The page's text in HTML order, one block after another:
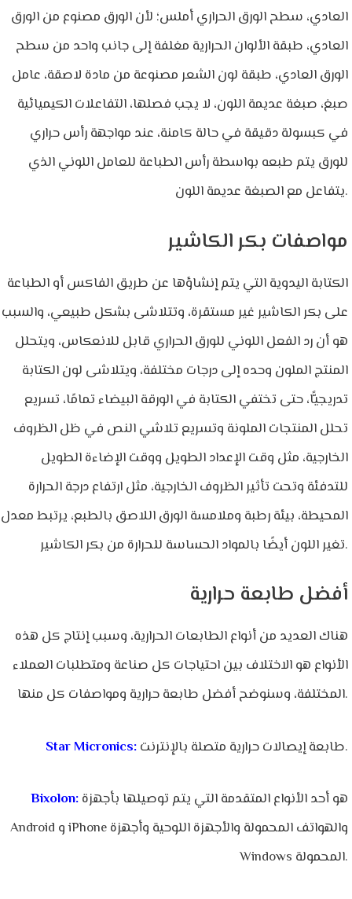
العادي، سطح الورق الحراري أملس؛ لأن الورق مصنوع من الورق
العادي، طبقة الألوان الحرارية مغلفة إلى جانب واحد من سطح
الورق العادي، طبقة لون الشعر مصنوعة من مادة لاصقة، عامل
صبغ، صبغة عديمة اللون، لا يجب فصلها، التفاعلات الكيميائية
في كبسولة دقيقة في حالة كامنة، عند مواجهة رأس حراري
للورق يتم طبعه بواسطة رأس الطباعة للعامل اللوني الذي
يتفاعل مع الصبغة عديمة اللون.
مواصفات بكر الكاشير
الكتابة اليدوية التي يتم إنشاؤها عن طريق الفاكس أو الطباعة
على بكر الكاشير غير مستقرة، وتتلاشى بشكل طبيعي، والسبب
هو أن رد الفعل اللوني للورق الحراري قابل للانعكاس، ويتحلل
المنتج الملون وحده إلى درجات مختلفة، ويتلاشى لون الكتابة
تدريجيًّا، حتى تختفي الكتابة في الورقة البيضاء تمامًا، تسريع
تحلل المنتجات الملونة وتسريع تلاشي النص في ظل الظروف
الخارجية، مثل وقت الإعداد الطويل ووقت الإضاءة الطويل
للتدفئة وتحت تأثير الظروف الخارجية، مثل ارتفاع درجة الحرارة
المحيطة، بيئة رطبة وملامسة الورق اللاصق بالطبع، يرتبط معدل
تغير اللون أيضًا بالمواد الحساسة للحرارة من بكر الكاشير.
أفضل طابعة حرارية
هناك العديد من أنواع الطابعات الحرارية، وسبب إنتاج كل هذه
الأنواع هو الاختلاف بين احتياجات كل صناعة ومتطلبات العملاء
المختلفة، وسنوضح أفضل طابعة حرارية ومواصفات كل منها.
Star Micronics: طابعة إيصالات حرارية متصلة بالإنترنت.
Bixolon:
Android و iPhone والهواتف المحمولة والأجهزة اللوحية وأجهزة
Windows المحمولة.